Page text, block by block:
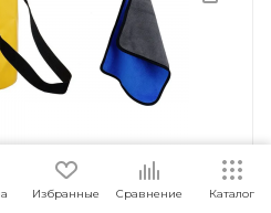
Избранные Сравнение Каталог